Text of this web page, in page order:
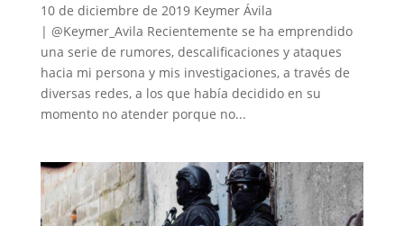
10 de diciembre de 2019 Keymer Ávila
| @Keymer_Avila Recientemente se ha emprendido
una serie de rumores, descalificaciones y ataques
hacia mi persona y mis investigaciones, a través de
diversas redes, a los que había decidido en su
momento no atender porque no...